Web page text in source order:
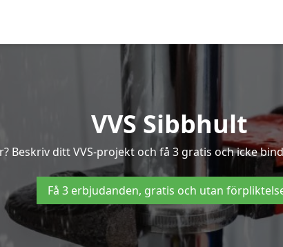
VVS Sibbhult
Beskriv ditt VVS-projekt och få 3 gratis och icke
Få 3 erbjudanden, gratis och utan